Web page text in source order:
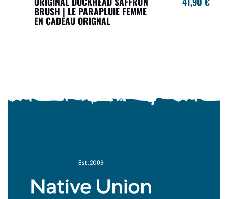
BRUSH | LE PARAPLUIE FEMME
EN CADEAU ORIGNAL